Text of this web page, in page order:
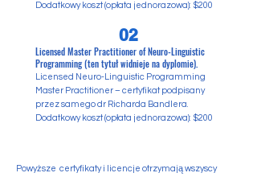
Dodatkowy koszt (opłata jednorazowa): $200
02
Licensed Master Practitioner of Neuro-Linguistic
Programming (ten tytuł widnieje na dyplomie).
Licensed Neuro-Linguistic Programming
Master Practitioner – certyfikat podpisany
przez samego dr Richarda Bandlera.
Dodatkowy koszt (opłata jednorazowa): $200
Powyższe certyfikaty i licencje otrzymają wszyscy